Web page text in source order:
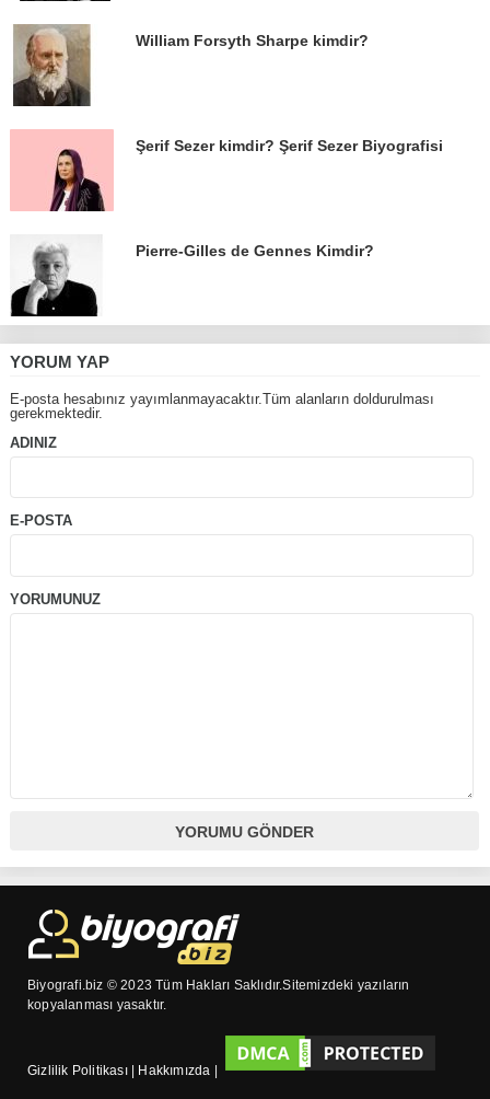
William Forsyth Sharpe kimdir?
Şerif Sezer kimdir? Şerif Sezer Biyografisi
Pierre-Gilles de Gennes Kimdir?
YORUM YAP
E-posta hesabınız yayımlanmayacaktır.Tüm alanların doldurulması
gerekmektedir.
ADINIZ
E-POSTA
YORUMUNUZ
Biyografi.biz © 2023 Tüm Hakları Saklıdır.Sitemizdeki yazıların
kopyalanması yasaktır.
Gizlilik Politikası| Hakkımızda